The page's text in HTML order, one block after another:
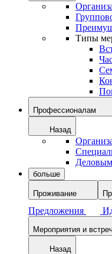
Типы
Профессионалам
Назад
больше
Проживание
Предложения
Мероприятия и
Назад